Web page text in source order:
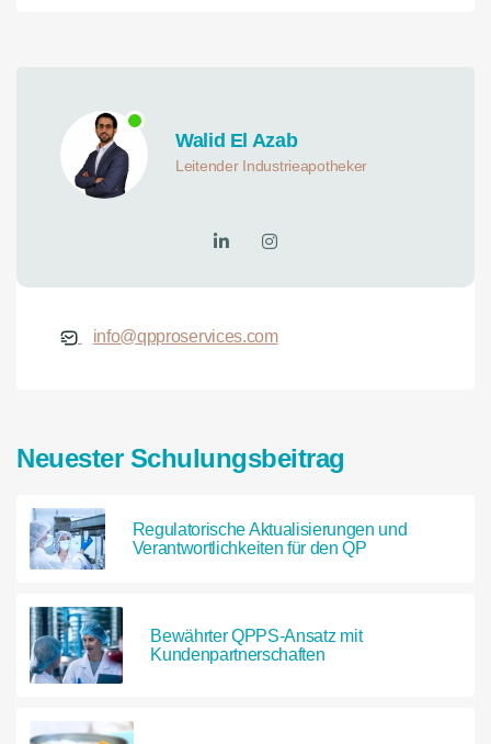
Walid El Azab
Leitender Industrieapotheker
info@qpproservices.com
Neuester Schulungsbeitrag
Regulatorische Aktualisierungen und
Verantwortlichkeiten für den QP
Bewährter QPPS-Ansatz mit
Kundenpartnerschaften